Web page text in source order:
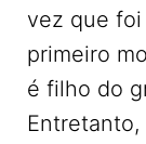
vez que
primeiro
é filho do